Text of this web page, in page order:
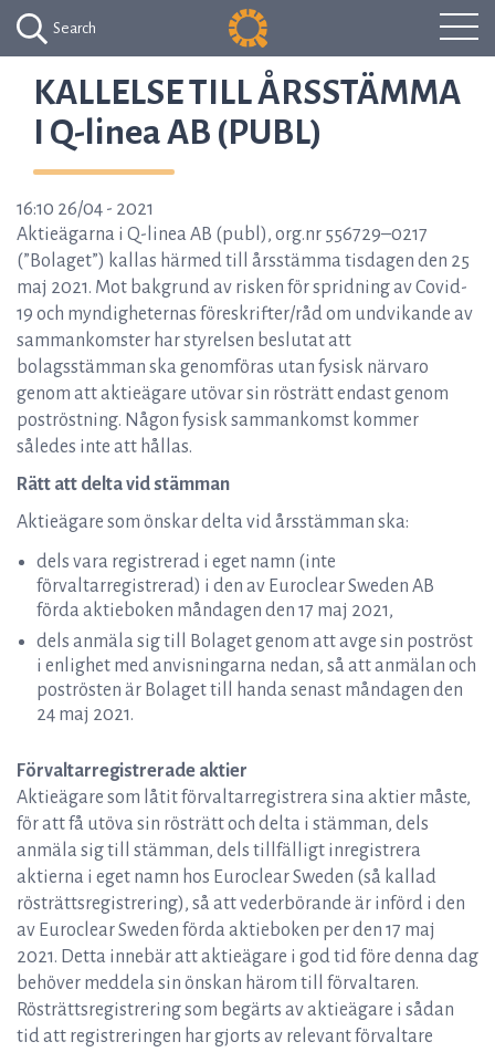
Search
KALLELSE TILL ÅRSSTÄMMA
I Q-linea AB (PUBL)
16:10 26/04 - 2021
Aktieägarna i Q-linea AB (publ), org.nr 556729–0217
(”Bolaget”) kallas härmed till årsstämma tisdagen den 25
maj 2021. Mot bakgrund av risken för spridning av Covid-
19 och myndigheternas föreskrifter/råd om undvikande av
sammankomster har styrelsen beslutat att
bolagsstämman ska genomföras utan fysisk närvaro
genom att aktieägare utövar sin rösträtt endast genom
poströstning. Någon fysisk sammankomst kommer
således inte att hållas.
Rätt att delta vid stämman
Aktieägare som önskar delta vid årsstämman ska:
dels vara registrerad i eget namn (inte
förvaltarregistrerad) i den av Euroclear Sweden AB
förda aktieboken måndagen den 17 maj 2021,
dels anmäla sig till Bolaget genom att avge sin poströst
i enlighet med anvisningarna nedan, så att anmälan och
poströsten är Bolaget till handa senast måndagen den
24 maj 2021.
Förvaltarregistrerade aktier
Aktieägare som låtit förvaltarregistrera sina aktier måste,
för att få utöva sin rösträtt och delta i stämman, dels
anmäla sig till stämman, dels tillfälligt inregistrera
aktierna i eget namn hos Euroclear Sweden (så kallad
rösträttsregistrering), så att vederbörande är införd i den
av Euroclear Sweden förda aktieboken per den 17 maj
2021. Detta innebär att aktieägare i god tid före denna dag
behöver meddela sin önskan härom till förvaltaren.
Rösträttsregistrering som begärts av aktieägare i sådan
tid att registreringen har gjorts av relevant förvaltare